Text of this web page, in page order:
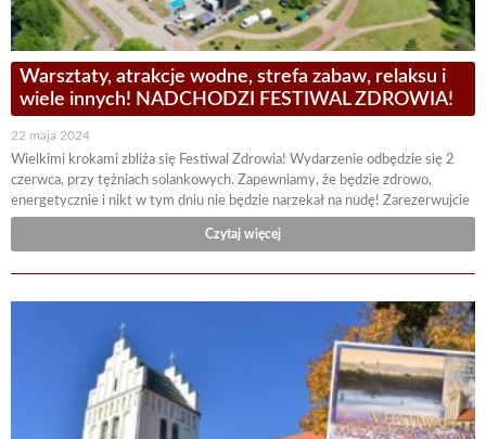
Warsztaty, atrakcje wodne, strefa zabaw, relaksu i
wiele innych! NADCHODZI FESTIWAL ZDROWIA!
22 maja 2024
Wielkimi krokami zbliża się Festiwal Zdrowia! Wydarzenie odbędzie się 2
czerwca, przy tężniach solankowych. Zapewniamy, że będzie zdrowo,
energetycznie i nikt w tym dniu nie będzie narzekał na nudę! Zarezerwujcie
Czytaj więcej